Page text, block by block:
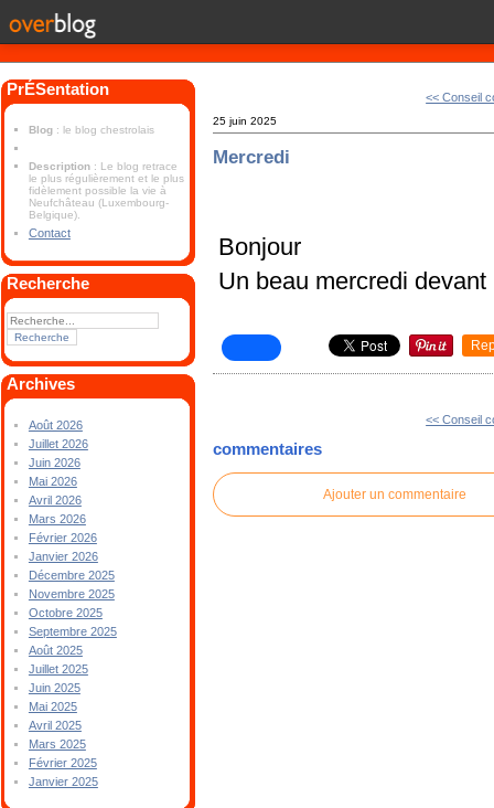
PrÉSentation
Blog : le blog chestrolais
Description : Le blog retrace
le plus régulièrement et le plus
fidèlement possible la vie à
Neufchâteau (Luxembourg-
Belgique).
Contact
Recherche
Archives
Août 2026
Juillet 2026
Juin 2026
Mai 2026
Avril 2026
Mars 2026
Février 2026
Janvier 2026
Décembre 2025
Novembre 2025
Octobre 2025
Septembre 2025
Août 2025
Juillet 2025
Juin 2025
Mai 2025
Avril 2025
Mars 2025
Février 2025
Janvier 2025
<< Conseil
25 juin 2025
Mercredi
Bonjour
Un beau mercredi devant
<< Conseil
commentaires
Ajouter un commentaire